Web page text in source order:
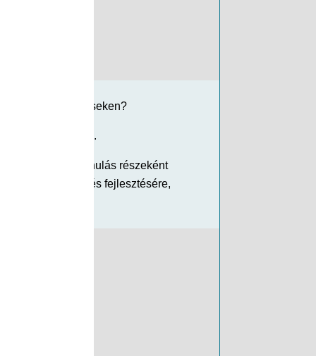
és az időseken?
épülnek.
A tanulás részeként
és fejlesztésére,